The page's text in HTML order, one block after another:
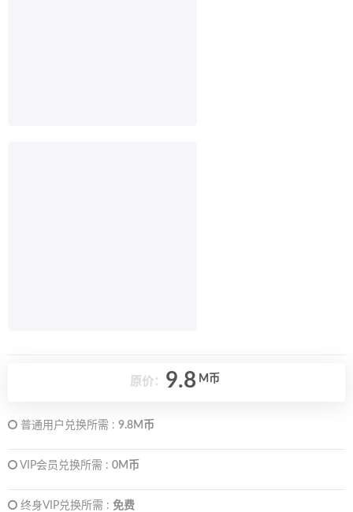
原价： 9.8 M币
普通用户兑换所需 : 9.8M币
VIP会员兑换所需 : 0M币
终身VIP兑换所需 : 免费